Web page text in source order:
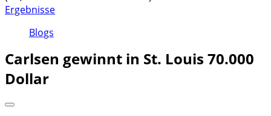
Ergebnisse
Blogs
Carlsen gewinnt in St. Louis 70.000
Dollar